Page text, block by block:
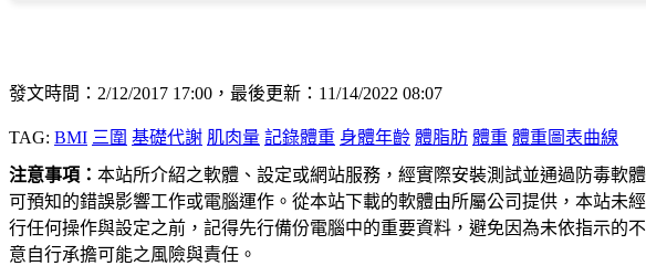
發文時間：2/12/2017 17:00，最後更新：11/14/2022 08:07
TAG: BMI 三圍 基礎代謝 肌肉量 記錄體重 身體年齡 體脂肪 體重 體重圖表曲線
注意事項： 本站所介紹之軟體、設定或網站服務，經實際安裝測試並通過防毒軟
可預知的錯誤影響工作或電腦運作。從本站下載的軟體由所屬公司提供，本站
行任何操作與設定之前，記得先行備份電腦中的重要資料，避免因為未依指示的
意自行承擔可能之風險與責任。